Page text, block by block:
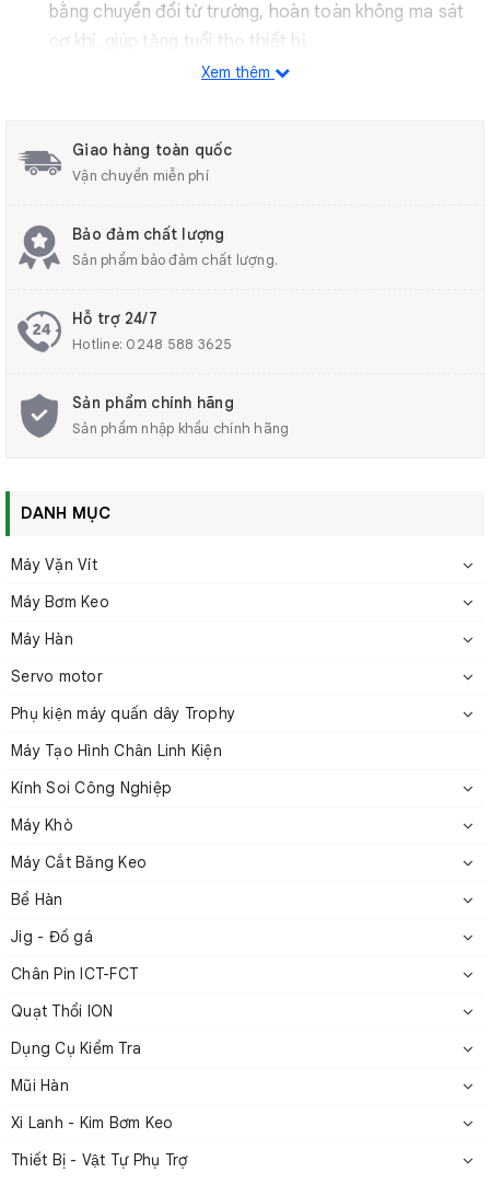
bằng chuyển đổi từ trường, hoàn toàn không ma sát
cơ khí, giúp tăng tuổi thọ thiết bị.
✅ Ít sự cố: Tích hợp công tắc phát hiện đứt dây, giảm
✅ Chi phí bảo trì thấp: Không có ma sát tiếp xúc nên
việc bảo dưỡng đơn giản và ít tốn kém.
ngay cả trong môi trường sản xuất có nhiều nhiễu điện
2. Thông số kỹ thuật dòng NMTE
Model
Đường
(mm)
đoạn
NMTE
004-
S120
0.03 –
NMTE
014-
M400
0.25
Xem thêm
Giao hàng toàn quốc
Vận chuyển miễn phí
Bảo đảm chất lượng
Sản phẩm bảo đảm chất lượng.
Hỗ trợ 24/7
Hotline: 0248 588 3625
Sản phẩm chính hãng
Sản phẩm nhập khẩu chính hãng
DANH MỤC
Máy Vặn Vít
Máy Bơm Keo
Máy Hàn
Servo motor
Phụ kiện máy quấn dây Trophy
Máy Tạo Hình Chân Linh Kiện
Kính Soi Công Nghiệp
Máy Khò
Máy Cắt Băng Keo
Bể Hàn
Jig - Đồ gá
Chân Pin ICT-FCT
Quạt Thổi ION
Dụng Cụ Kiểm Tra
Mũi Hàn
Xi Lanh - Kim Bơm Keo
Thiết Bị - Vật Tự Phụ Trợ